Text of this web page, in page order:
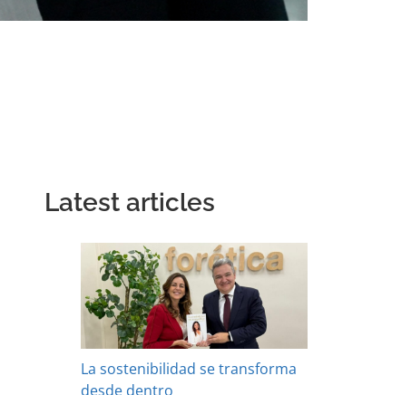
Latest articles
La sostenibilidad se transforma
desde dentro